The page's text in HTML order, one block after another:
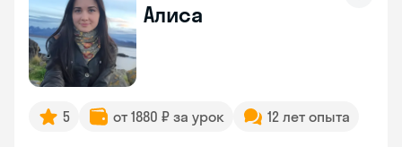
Алиса
5 от 1880 ₽ за урок 12 лет опыта